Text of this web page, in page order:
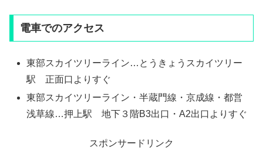
電車でのアクセス
東部スカイツリーライン…とうきょうスカイツリー
駅 正面口よりすぐ
東部スカイツリーライン・半蔵門線・京成線・都営
浅草線…押上駅 地下３階B3出口・A2出口よりすぐ
スポンサードリンク